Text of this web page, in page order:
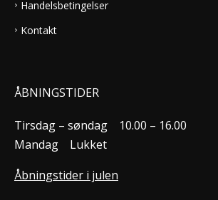
Handelsbetingelser
Kontakt
ÅBNINGSTIDER
Tirsdag – søndag
10.00 – 16.00
Mandag
Lukket
Åbningstider i julen